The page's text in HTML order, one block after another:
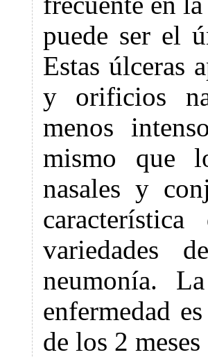
puede ser el
Estas úlceras
y orificios
menos
mismo que
nasales y
variedades
neumonía.
enfermedad
de los 2